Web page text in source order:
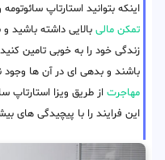
اینکه بتوانید استارتاپ
تمکن مالی بالایی داشته باشید
زندگی خود را به خوبی تامین
باشند و بدهی ای در آن ها وجود
مهاجرت از طریق ویزا استارتاپ
این فرایند را با پیچیدگی های